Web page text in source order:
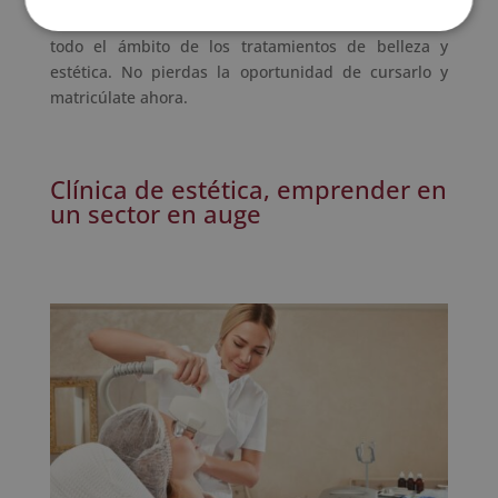
todo el ámbito de los tratamientos de belleza y
estética. No pierdas la oportunidad de cursarlo y
matricúlate ahora.
Clínica de estética, emprender en
un sector en auge